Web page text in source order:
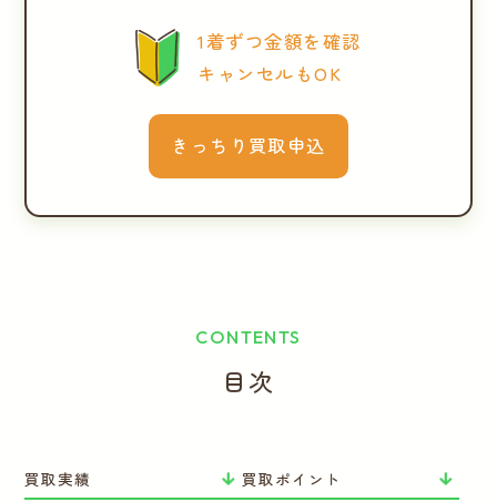
1着ずつ金額を確認
キャンセルもOK
きっちり買取申込
CONTENTS
目次
買取実績
買取ポイント